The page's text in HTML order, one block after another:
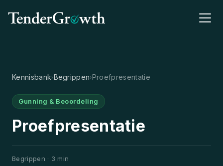
Proefpresentatie
Begrippen · 3 min
Gunning & Beoordeling
Kennisbank›Begrippen›Proefpresentatie